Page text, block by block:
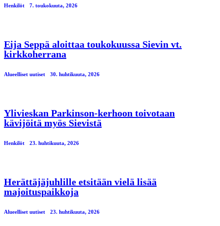
Henkilöt 7. toukokuuta, 2026
Eija Seppä aloittaa toukokuussa Sievin vt.
kirkkoherrana
Alueelliset uutiset 30. huhtikuuta, 2026
Ylivieskan Parkinson-kerhoon toivotaan
kävijöitä myös Sievistä
Henkilöt 23. huhtikuuta, 2026
Herättäjäjuhlille etsitään vielä lisää
majoituspaikkoja
Alueelliset uutiset 23. huhtikuuta, 2026